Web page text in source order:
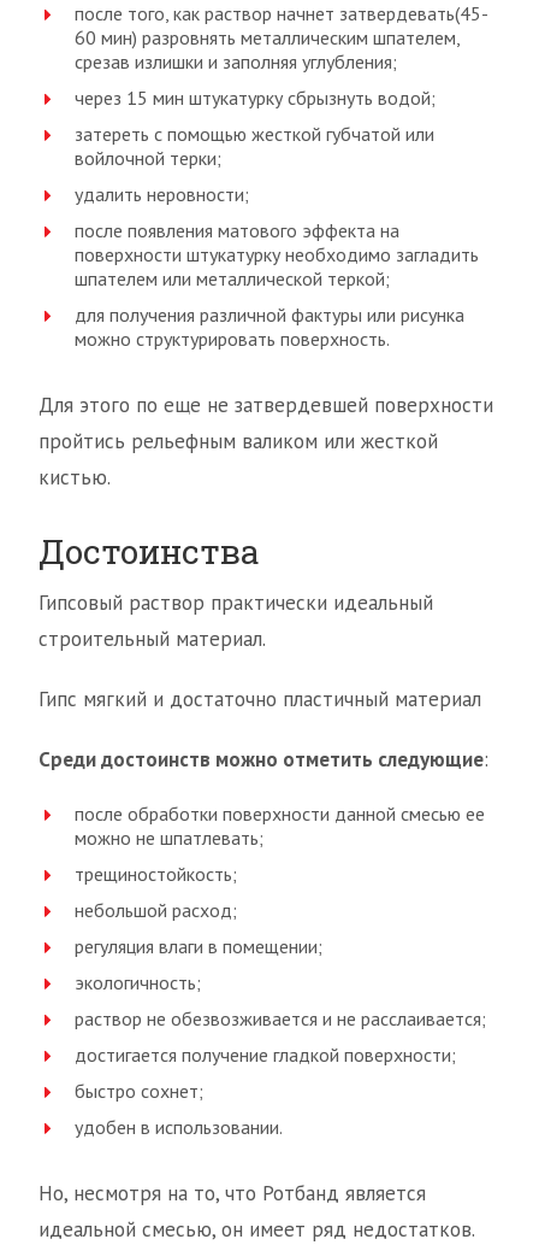
после того, как раствор начнет затвердевать(45-
60 мин) разровнять металлическим шпателем,
срезав излишки и заполняя углубления;
через 15 мин штукатурку сбрызнуть водой;
затереть с помощью жесткой губчатой или
войлочной терки;
удалить неровности;
после появления матового эффекта на
поверхности штукатурку необходимо загладить
шпателем или металлической теркой;
для получения различной фактуры или рисунка
можно структурировать поверхность.
Для этого по еще не затвердевшей поверхности
пройтись рельефным валиком или жесткой
кистью.
Достоинства
Гипсовый раствор практически идеальный
строительный материал.
Гипс мягкий и достаточно пластичный материал
Среди достоинств можно отметить следующие:
после обработки поверхности данной смесью ее
можно не шпатлевать;
трещиностойкость;
небольшой расход;
регуляция влаги в помещении;
экологичность;
раствор не обезвозживается и не расслаивается;
достигается получение гладкой поверхности;
быстро сохнет;
удобен в использовании.
Но, несмотря на то, что Ротбанд является
идеальной смесью, он имеет ряд недостатков.